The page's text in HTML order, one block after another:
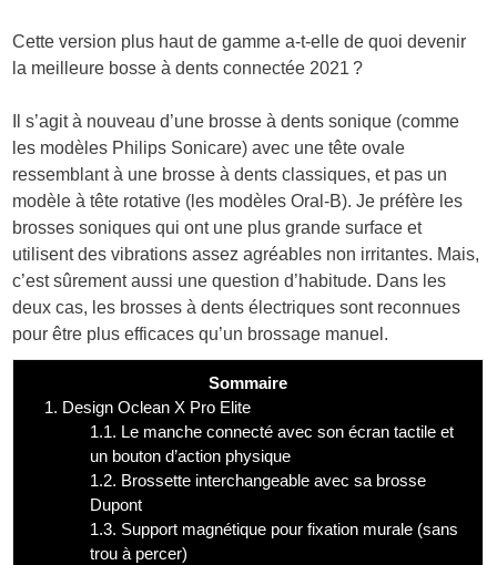
Cette version plus haut de gamme a-t-elle de quoi devenir
la meilleure bosse à dents connectée 2021 ?
Il s’agit à nouveau d’une brosse à dents sonique (comme
les modèles Philips Sonicare) avec une tête ovale
ressemblant à une brosse à dents classiques, et pas un
modèle à tête rotative (les modèles Oral-B). Je préfère les
brosses soniques qui ont une plus grande surface et
utilisent des vibrations assez agréables non irritantes. Mais,
c’est sûrement aussi une question d’habitude. Dans les
deux cas, les brosses à dents électriques sont reconnues
pour être plus efficaces qu’un brossage manuel.
Sommaire
1. Design Oclean X Pro Elite
1.1. Le manche connecté avec son écran tactile et
un bouton d’action physique
1.2. Brossette interchangeable avec sa brosse
Dupont
1.3. Support magnétique pour fixation murale (sans
trou à percer)